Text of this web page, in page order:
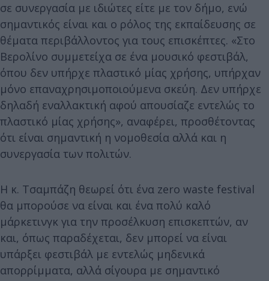
σε συνεργασία με ιδιώτες είτε με τον δήμο, ενώ
σημαντικός είναι και ο ρόλος της εκπαίδευσης σε
θέματα περιβάλλοντος για τους επισκέπτες. «Στο
Βερολίνο συμμετείχα σε ένα μουσικό φεστιβάλ,
όπου δεν υπήρχε πλαστικό μίας χρήσης, υπήρχαν
μόνο επαναχρησιμοποιούμενα σκεύη. Δεν υπήρχε
δηλαδή εναλλακτική αφού απουσίαζε εντελώς το
πλαστικό μίας χρήσης», αναφέρει, προσθέτοντας
ότι είναι σημαντική η νομοθεσία αλλά και η
συνεργασία των πολιτών.
Η κ. Τσαμπάζη θεωρεί ότι ένα zero waste festival
θα μπορούσε να είναι και ένα πολύ καλό
μάρκετινγκ για την προσέλκυση επισκεπτών, αν
και, όπως παραδέχεται, δεν μπορεί να είναι
υπάρξει φεστιβάλ με εντελώς μηδενικά
απορρίμματα, αλλά σίγουρα με σημαντικό